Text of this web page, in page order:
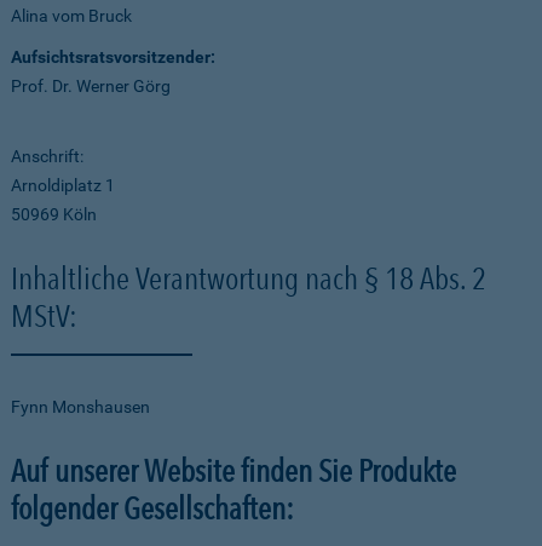
Alina vom Bruck
Aufsichtsratsvorsitzender:
Prof. Dr. Werner Görg
Anschrift:
Arnoldiplatz 1
50969 Köln
Inhaltliche Verantwortung nach § 18 Abs. 2
MStV:
Fynn Monshausen
Auf unserer Website finden Sie Produkte
folgender Gesellschaften: